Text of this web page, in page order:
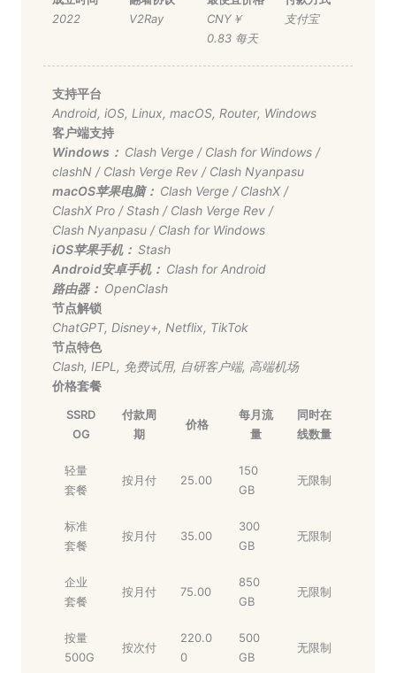
2022
V2Ray
CNY￥
0.83 每天
支付宝
支持平台
Android, iOS, Linux, macOS, Router, Windows
客户端支持
Windows： Clash Verge/ Clash for Windows/
clashN/ Clash Verge Rev/ Clash Nyanpasu
macOS苹果电脑： Clash Verge/ ClashX/
ClashX Pro/Stash/ Clash Verge Rev/
Clash Nyanpasu/ Clash for Windows
iOS苹果手机： Stash
Android安卓手机： Clash for Android
路由器： OpenClash
节点解锁
ChatGPT, Disney+, Netflix, TikTok
节点特色
Clash, IEPL , 免费试用, 自研客户端, 高端机场
价格套餐
SSRD
OG
付款周
期
价格
每月流
量
同时在
线数量
轻量
套餐
按月付 25.00
150
GB
无限制
标准
套餐
按月付 35.00
300
GB
无限制
企业
套餐
按月付 75.00
850
GB
无限制
按量
500G
按次付
220.0
0
500
GB
无限制